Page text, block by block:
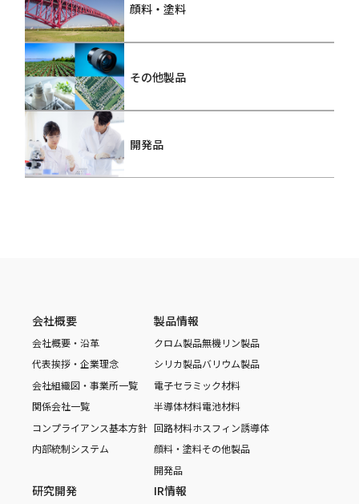
顔料・塗料
その他製品
開発品
会社概要
会社概要・沿革
代表挨拶・企業理念
会社組織図・事業所一覧
関係会社一覧
コンプライアンス基本方針
内部統制システム
製品情報
クロム製品無機リン製品
シリカ製品バリウム製品
電子セラミック材料
半導体材料電池材料
回路材料ホスフィン誘導体
顔料・塗料その他製品
開発品
研究開発 IR情報